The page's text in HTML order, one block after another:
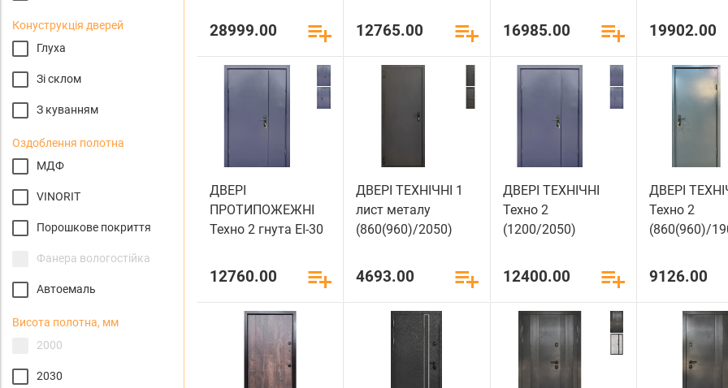
Конуструкція дверей
Глуха
Зі склом
З куванням
Оздоблення полотна
МДФ
VINORIT
Порошкове покриття
Фанера вологостійка
Автоемаль
Висота полотна, мм
2000
2030
28999.00 12765.00 16985.00 19902.00
ДВЕРІ
ПРОТИПОЖЕЖНІ
Техно 2 гнута ЕІ-30
12760.00
ДВЕРІ ТЕХНІЧНІ 1
лист металу
(860(960)/2050)
4693.00
ДВЕРІ ТЕХНІЧНІ
Техно 2
(1200/2050)
12400.00
ДВЕРІ
Техно 2
(860(960)/
9126.00